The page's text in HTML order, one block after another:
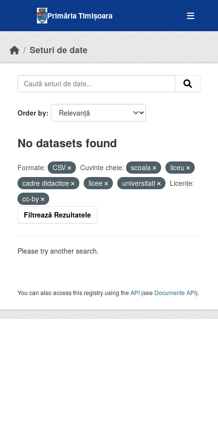
Primăria Timișoara
Seturi de date
Order by
No datasets found
Formate: CSV Cuvinte cheie: scoala
liceu
cadre didactice
licee universitati
Licenţe:
cc-by
Filtrează Rezultatele
Please try another search.
You can also access this registry using theAPI (see Documente API).